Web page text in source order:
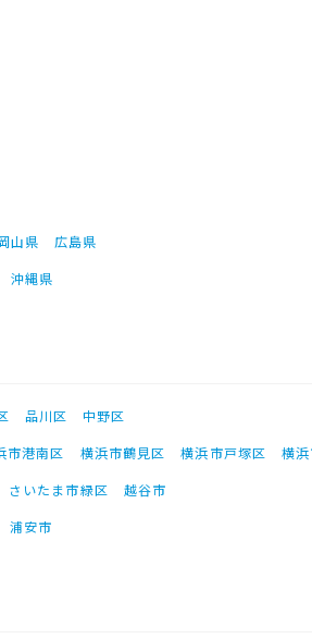
山県
広島県
沖縄県
品川区
中野区
市港南区 横浜市鶴見区 横浜市戸塚区
横
さいたま市緑区
越谷市
浦安市